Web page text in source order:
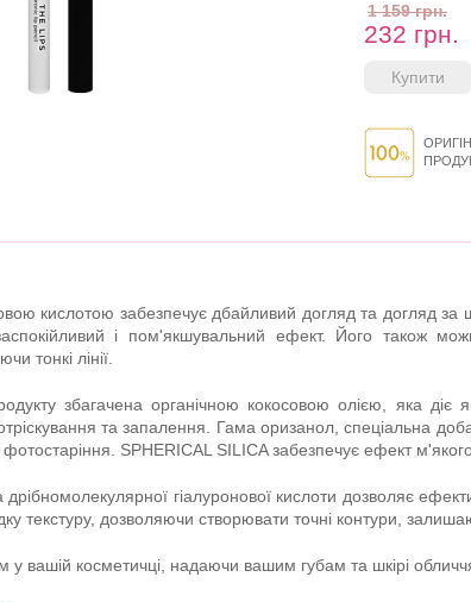
1 159 грн.
232 грн.
кислотою забезпечує дбайливий догляд та догляд
і пом'якшувальний ефект. Його також
тонкі лінії.
збагачена органічною кокосовою олією, яка діє
та запалення. Гама оризанол, спеціальна
фотостаріння. SPHERICAL SILICA забезпечує ефект
гіалуронової кислоти дозволяє
текстуру, дозволяючи створювати точні контури,
у вашій косметичці, надаючи вашим губам та шкірі